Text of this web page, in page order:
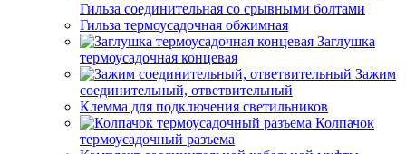
Гильза соединительная со срывными болтами
Гильза термоусадочная обжимная
Заглушка
термоусадочная концевая
Зажим
соединительный, ответвительный
Клемма для подключения светильников
Колпачок
термоусадочный разъема